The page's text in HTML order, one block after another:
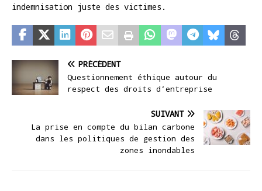
indemnisation juste des victimes.
PRÉCÉDENT
Questionnement éthique autour du
respect des droits d’entreprise
SUIVANT
La prise en compte du bilan carbone
dans les politiques de gestion des
zones inondables